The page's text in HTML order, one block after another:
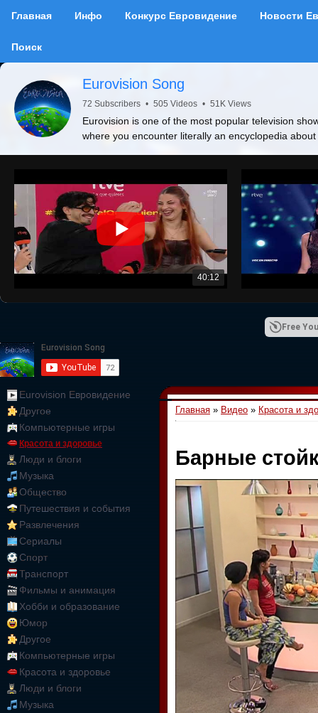
Главная Инфо Конкурс Евровидение Новости
Поиск
Eurovision Song
72 Subscribers • 505 Videos • 51K Views
Eurovision is one of the most popular television
where you encounter literally an encyclopedia
40:12
Free
Eurovision Евровидение
Другое
Компьютерные игры
Красота и здоровье
Люди и блоги
Музыка
Общество
Путешествия и события
Развлечения
Сериалы
Спорт
Транспорт
Фильмы и анимация
Хобби и образование
Юмор
Другое
Компьютерные игры
Красота и здоровье
Люди и блоги
Музыка
Главная » Видео » Красота и
Барные